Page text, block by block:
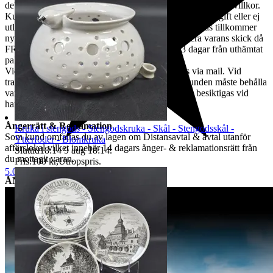
debiteras från dag fyra löpande per dag enl. DSVs transportvillkor.
Kunden står för returkostnaden vid felaktig leveransuppgift eller ej
utlöst paket med minst 200:-, önskas varan åter sändas tillkommer
ny fraktkostnad. Kunden ansvarar för att inspektera varans skick då
FRAKTSKADA måste anmälas till oss inom 3 dagar från uthämtat
paket.
Vid en transportskada skall kunden kontakta oss via mail. Vid
transportskada får kunden ej använda varan & kunden måste behålla
varans emballage, så att hela paketet & varan kan besiktigas vid
handläggning av skadeärende.
Ångerrätt & Reklamation
Som kund omfattas du av lagen om Distansavtal & avtal utanför
affärslokal vilket innebär 14 dagars ånger- & reklamationsrätt från
du mottagit varan.
ÅNGERRÄTT
Gäller ej köp gjorda av näringsidkare. Kund ska inom 14 dagar efter
mottagen vara meddela oss via mail till tradera@jabab.se att man
avser att utnyttja ångerrätten. Meddelandet ska innehålla
objektsnummer. Retur ska ske på kundens bekostnad och vara oss
tillhanda inom 14 dagar från det att vi meddelats om ångerrättens
utnyttjande och sändas direkt till det säljande auktionshusets adress -
observera att det inte får skickas till paketombud.
Det är kundens ansvar att objektet skickas tillbaka i exakt samma
5.0
Kruka i stengods - Stengodskruka - Skål - Stengodsskål -
Ytterfoder - Blomkruka
Sluttid18:14 9 aug 18:14.
Pris:100 kr,Utropspris.